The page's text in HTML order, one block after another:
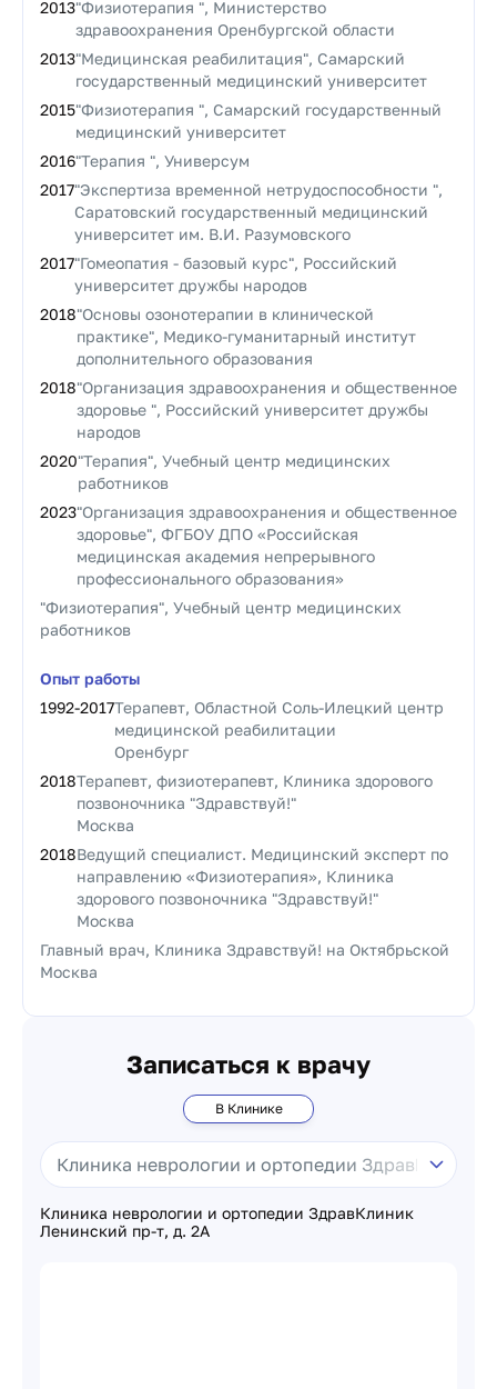
2013"Физиотерапия ", Министерство
здравоохранения Оренбургской области
2013"Медицинская реабилитация", Самарский
государственный медицинский университет
2015"Физиотерапия ", Самарский государственный
медицинский университет
2016"Терапия ", Универсум
2017"Экспертиза временной нетрудоспособности ",
Саратовский государственный медицинский
университет им. В.И. Разумовского
2017"Гомеопатия - базовый курс", Российский
университет дружбы народов
2018"Основы озонотерапии в клинической
практике", Медико-гуманитарный институт
дополнительного образования
2018"Организация здравоохранения и общественное
здоровье ", Российский университет дружбы
народов
2020"Терапия", Учебный центр медицинских
работников
2023"Организация здравоохранения и общественное
здоровье", ФГБОУ ДПО «Российская
медицинская академия непрерывного
профессионального образования»
"Физиотерапия", Учебный центр медицинских
работников
Опыт работы
1992-2017Терапевт, Областной Соль-Илецкий центр
медицинской реабилитации
Оренбург
2018Терапевт, физиотерапевт, Клиника здорового
позвоночника "Здравствуй!"
Москва
2018Ведущий специалист. Медицинский эксперт по
направлению «Физиотерапия», Клиника
здорового позвоночника "Здравствуй!"
Москва
Главный врач, Клиника Здравствуй! на Октябрьской
Москва
Записаться к врачу
В Клинике
Клиника неврологии и ортопедии ЗдравКлиник
Ленинский пр-т, д. 2А